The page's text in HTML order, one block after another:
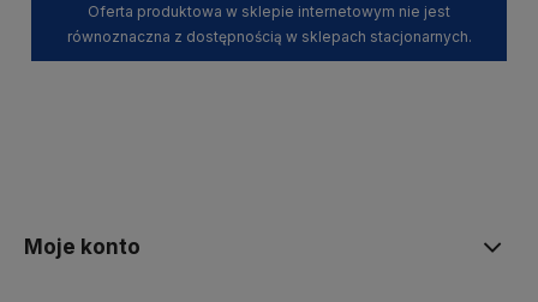
Oferta produktowa w sklepie internetowym nie jest
równoznaczna z dostępnością w sklepach stacjonarnych.
Moje konto